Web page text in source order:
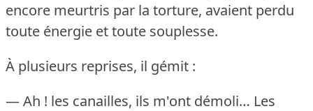
encore meurtris par la torture, avaient perdu
toute énergie et toute souplesse.
À plusieurs reprises, il gémit :
— Ah ! les canailles, ils m'ont démoli… Les